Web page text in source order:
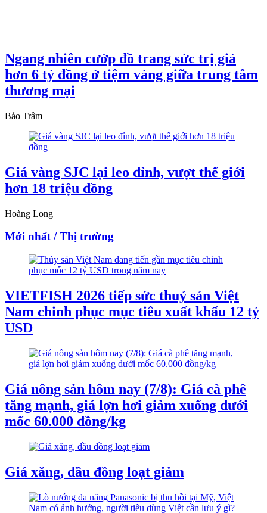
Ngang nhiên cướp đồ trang sức trị giá
hơn 6 tỷ đồng ở tiệm vàng giữa trung tâm
thương mại
Bảo Trâm
Giá vàng SJC lại leo đỉnh, vượt thế giới
hơn 18 triệu đồng
Hoàng Long
Mới nhất / Thị trường
VIETFISH 2026 tiếp sức thuỷ sản Việt
Nam chinh phục mục tiêu xuất khẩu 12 tỷ
USD
Giá nông sản hôm nay (7/8): Giá cà phê
tăng mạnh, giá lợn hơi giảm xuống dưới
mốc 60.000 đồng/kg
Giá xăng, dầu đồng loạt giảm